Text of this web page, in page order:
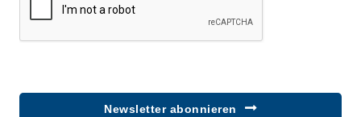
Newsletter abonnieren